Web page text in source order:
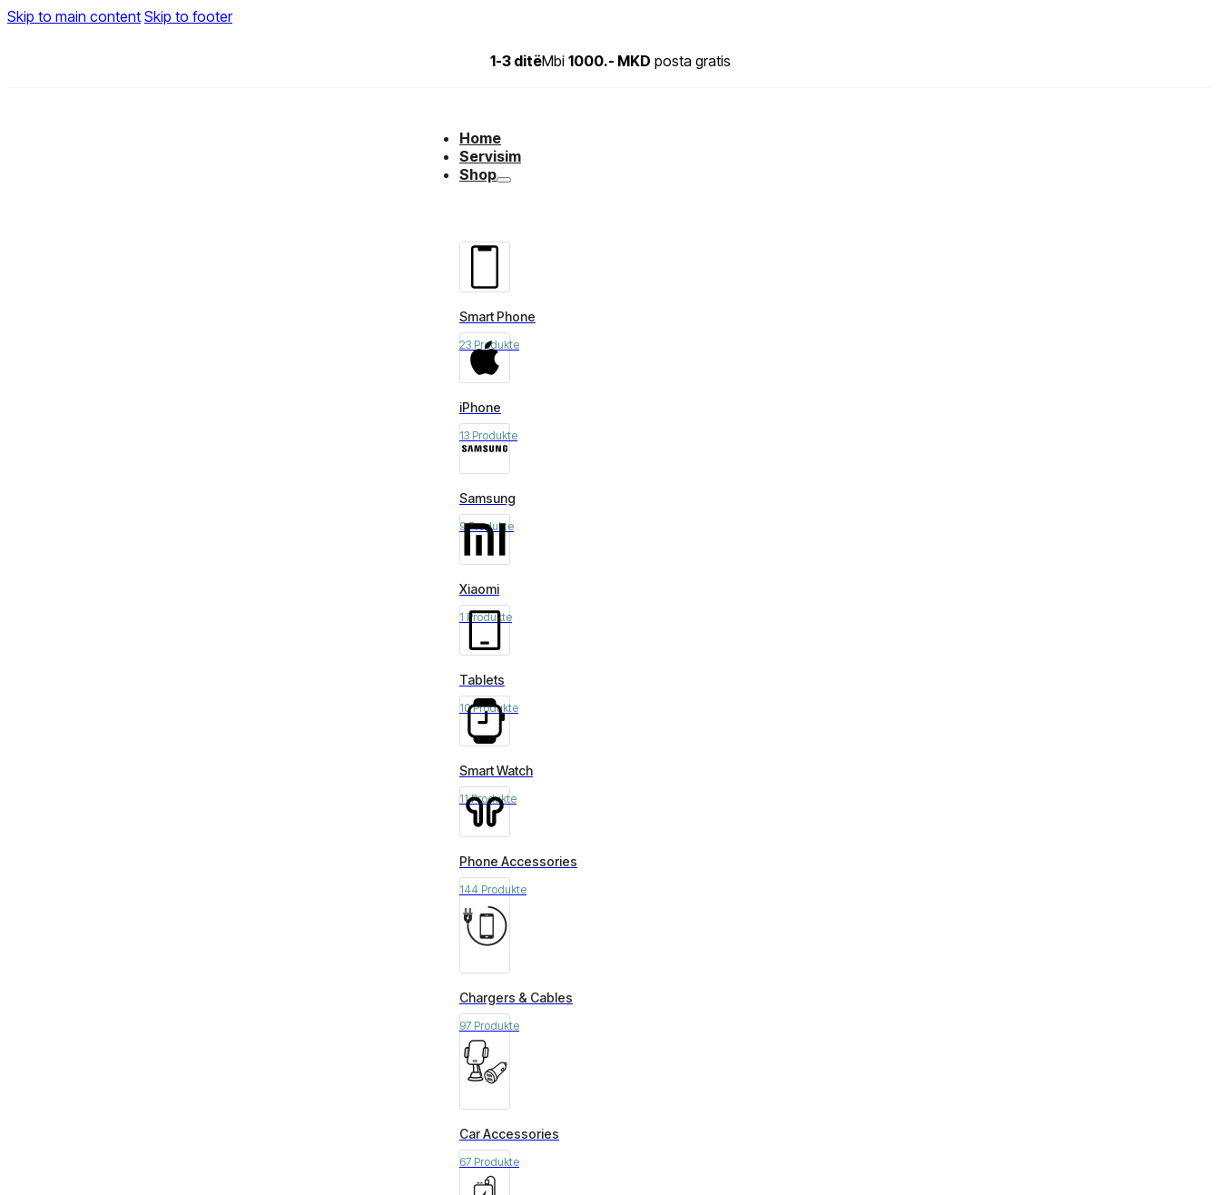
Skip to main content Skip to footer
1-3 ditëMbi 1000.- MKD posta gratis
Home
Servisim
Shop
Smart Phone
23 Produkte
iPhone
13 Produkte
Samsung
9 Produkte
Xiaomi
1 Produkte
Tablets
10 Produkte
Smart Watch
11 Produkte
Phone Accessories
144 Produkte
Chargers & Cables
97 Produkte
Car Accessories
67 Produkte